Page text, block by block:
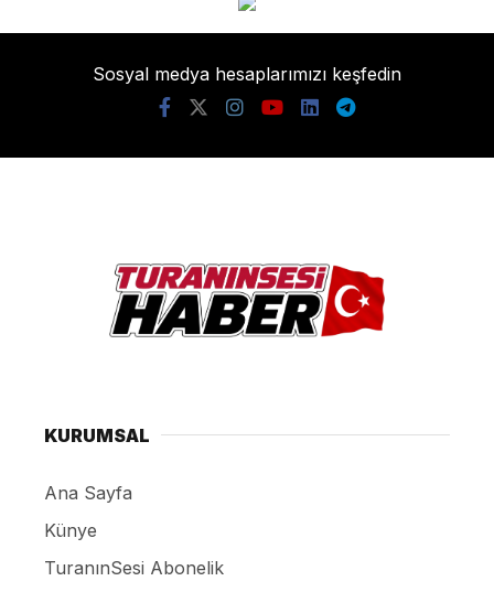
Sosyal medya hesaplarımızı keşfedin
KURUMSAL
Ana Sayfa
Künye
TuranınSesi Abonelik